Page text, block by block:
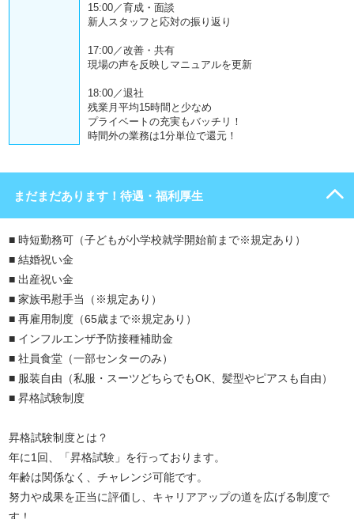
15:00／育成・面談
新人スタッフと応対の振り返り
17:00／改善・共有
現場の声を反映しマニュアルを更新
18:00／退社
残業月平均15時間と少なめ
プライベートの充実もバッチリ！
時間外の業務は1分単位で還元！
まだまだあります！待遇・福利厚生
■ 時短勤務可（子どもが小学校就学開始前まで※規定あり）
■ 結婚祝い金
■ 出産祝い金
■ 家族弔慰手当（※規定あり）
■ 再雇用制度（65歳まで※規定あり）
■ インフルエンザ予防接種補助金
■ 社員食堂（一部センターのみ）
■ 服装自由（私服・スーツどちらでもOK、髪型やピアスも自由）
■ 昇格試験制度
昇格試験制度とは？
年に1回、「昇格試験」を行っております。
年齢は関係なく、チャレンジ可能です。
努力や成果を正当に評価し、キャリアアップの道を広げる制度で
す！